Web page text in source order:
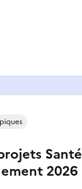
Santé
2026